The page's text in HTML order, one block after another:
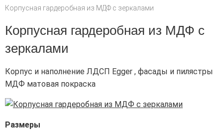
Корпусная гардеробная из МДФ с зеркалами
Корпусная гардеробная из МДФ с
зеркалами
Корпус и наполнение ЛДСП Egger , фасады и пилястры
МДФ матовая покраска
Размеры